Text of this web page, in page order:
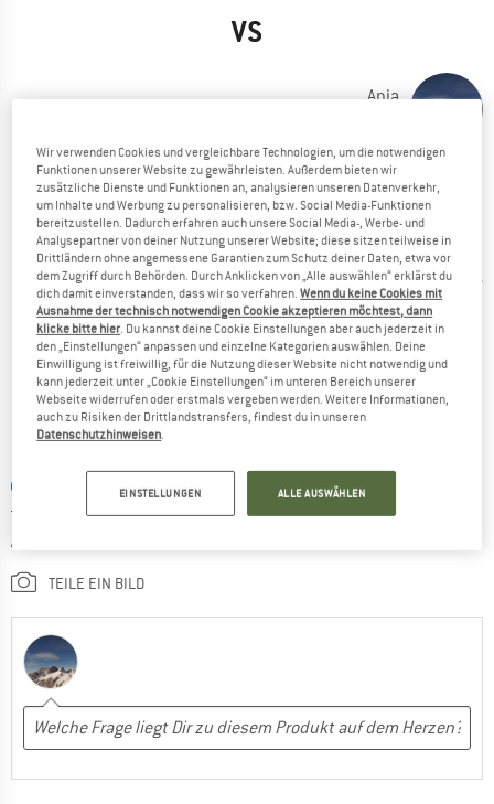
Leicht
Einfach aufzublasen
Oberfläche nicht rutschig
Ja, ich würde das Produkt einem Freund empfehlen
VS
Anja
1
ICH WÜRDE DIE ISOMATTE WIEDER KAUFEN
Mühsam aufzuladen, davon abgesehen eine gute Isomatte
--- Bewertung Vorgängermodell ---
VORTEILE
Isoliert gut
Einfach zum Zusammenpacken
mehr Details
WAS SAGST DU DAZU?
STELLE EINE FRAGE
TEILE EIN BILD
Wir verwenden Cookies und vergleichbare Technologien, um die notwendigen
Funktionen unserer Website zu gewährleisten. Außerdem bieten wir
zusätzliche Dienste und Funktionen an, analysieren unseren Datenverkehr,
um Inhalte und Werbung zu personalisieren, bzw. Social Media-Funktionen
bereitzustellen. Dadurch erfahren auch unsere Social Media-, Werbe- und
Analysepartner von deiner Nutzung unserer Website; diese sitzen teilweise in
Drittländern ohne angemessene Garantien zum Schutz deiner Daten, etwa vor
dem Zugriff durch Behörden. Durch Anklicken von „Alle auswählen“ erklärst du
dich damit einverstanden, dass wir so verfahren.Wenn du keine Cookies mit
Ausnahme der technisch notwendigen Cookie akzeptieren möchtest, dann
klicke bitte hier. Du kannst deine Cookie Einstellungen aber auch jederzeit in
den „Einstellungen“ anpassen und einzelne Kategorien auswählen. Deine
Einwilligung ist freiwillig, für die Nutzung dieser Website nicht notwendig und
kann jederzeit unter „Cookie Einstellungen“ im unteren Bereich unserer
Webseite widerrufen oder erstmals vergeben werden. Weitere Informationen,
auch zu Risiken der Drittlandstransfers, findest du in unseren
Datenschutzhinweisen.
EINSTELLUNGEN ALLE AUSWÄHLEN